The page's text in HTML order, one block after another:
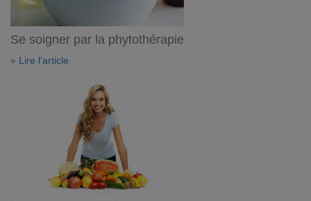
Se soigner par la phytothérapie
» Lire l'article